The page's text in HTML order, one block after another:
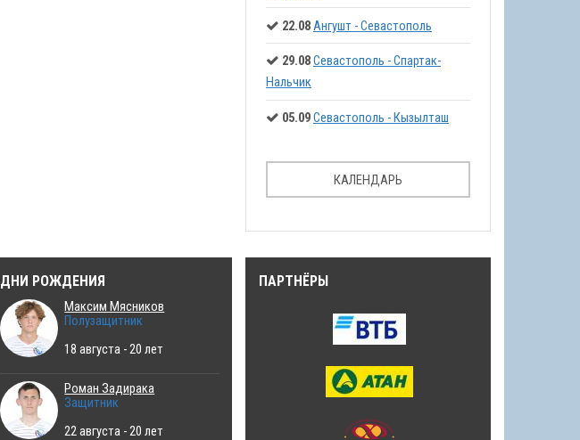
22.08Ангушт - Севастополь
29.08Севастополь - Спартак-
Нальчик
05.09Севастополь - Кызылташ
КАЛЕНДАРЬ
ДНИ РОЖДЕНИЯ
Максим Мясников
Полузащитник
18 августа - 20 лет
Роман Задирака
Защитник
22 августа - 20 лет
ПАРТНЁРЫ